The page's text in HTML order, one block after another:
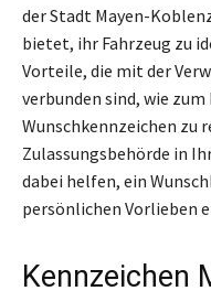
der Stadt Mayen-
bietet, ihr Fahrzeug zu
Vorteile, die mit der
verbunden sind, wie
Wunschkennzeichen zu
Zulassungsbehörde in
dabei helfen, ein
persönlichen Vorlieben
Kennzeichen